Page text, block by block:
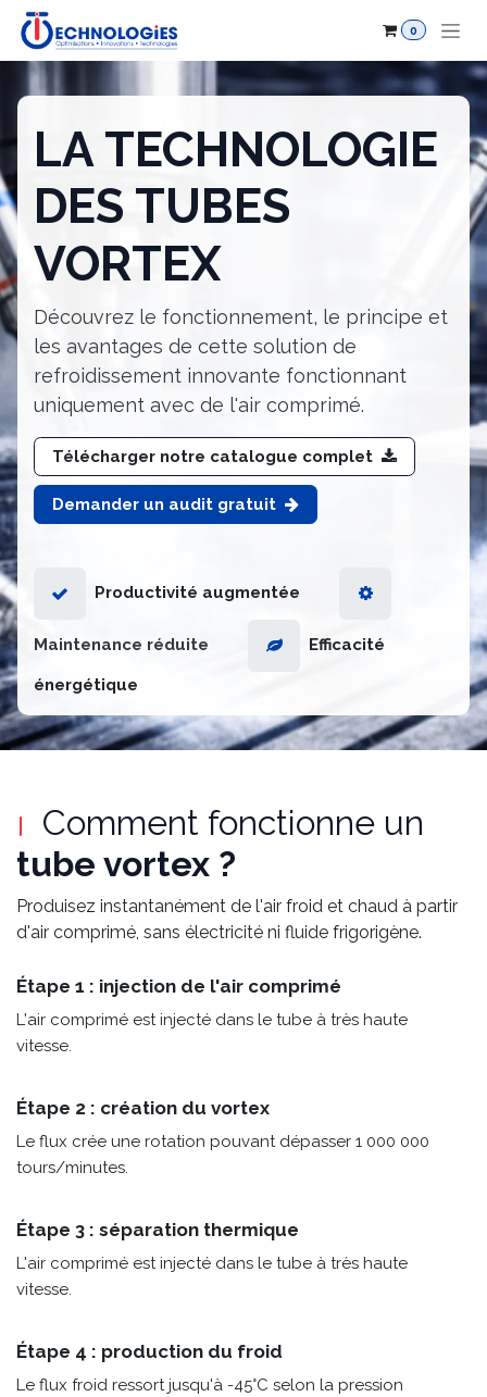
Se rendre au contenu
0
LA TECHNOLOGIE
DES TUBES
VORTEX
Découvrez le fonctionnement, le principe et
les avantages de cette solution de
refroidissement innovante fonctionnant
uniquement avec de l'air comprimé.
Télécharger notre catalogue complet
Demander un audit gratuit
Productivité augmentée
Maintenance réduite Efficacité
énergétique
Comment fonctionne un
tube vortex ?
Produisez instantanément de l'air froid et chaud à partir
d'air comprimé, sans électricité ni fluide frigorigène.
Étape 1 : injection de l'air comprimé
L'air comprimé est injecté dans le tube à très haute
vitesse.
Étape 2 : création du vortex
Le flux crée une rotation pouvant dépasser 1 000 000
tours/minutes.
Étape 3 : séparation thermique
L'air comprimé est injecté dans le tube à très haute
vitesse.
Étape 4 : production du froid
Le flux froid ressort jusqu'à -45°C selon la pression